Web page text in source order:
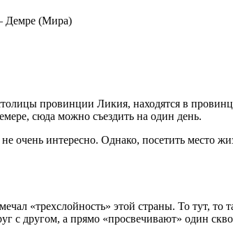
Демре (Мира)
провинции Ликия, находятся в
сюда можно съездить на один день.
очень интересно. Однако, посетить место
«трехслойность» этой страны. То тут,
с другом, а прямо «просвечивают» один